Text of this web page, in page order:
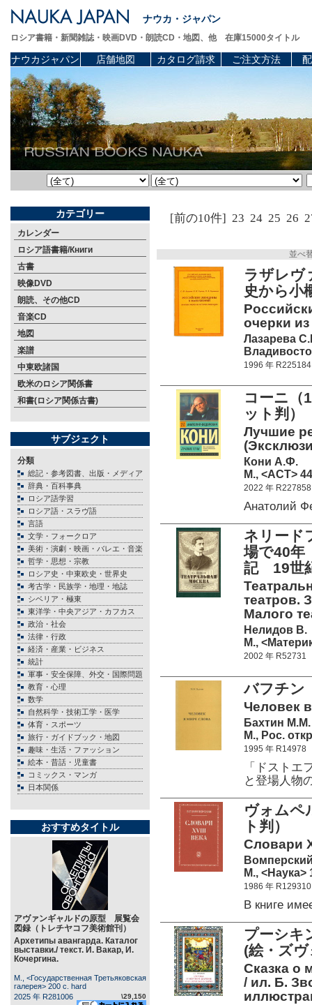
ナウカ・ジャパン
ロシア書籍・新聞雑誌・映画DVD・朗読CD・地図、他 在庫15000タイトル
ナウカジャパン 店舗地図 カタログ請求 ご注文方法
カテゴリー
カレンダー
ロシア語書籍/Книги
古書
映像DVD
朗読、その他CD
音楽CD
地図
楽譜
中東欧諸国
欧米のロシア関係書
和書(ロシア関係古書)
サブジェクト
分類
総記・参考図書、出版・メディア
辞典・百科事典
ロシア語学習
ロシア語・スラヴ語
言語
文学・フォークロア
美術・演劇・映画・バレエ・音楽
哲学・思想・宗教
ロシア史・中東欧史・世界史
考古学・民族学・地理・地誌
シベリア・極東
東洋学・中央アジア・カフカス
政治・社会
法律・行政
経済・産業・ビジネス
統計
軍事・安全保障、外交・国際問題
教育・心理
数学
自然科学・技術工学・医学
体育・スポーツ
旅行・ガイドブック・地図
趣味・生活・ファッション
絵本・昔話・児童書
コミックス・マンガ
日本関係
おすすめタイトル
アヴァンギャルドの原型 展覧会
図録（トレチヤコフ美術館刊）
Архетипы авангарда. Каталог
выставки./ текст. И. Вакар, И.
Кочергина.
М., <Государственная Третьяковская
галерея> 200 c. hard
2025 年 R281006
\29,150
[前の10件] 23 24 25 26
並べ
ラザレ
史から小
очерки
Лазарева
1996 年 R225184
コーニ（
ット判）
Лучшие
Кони А.Ф.
М., <АСТ>
2022 年 R227858
Анатолий
ネリー
場で40年
記 19世
театров.
Малого
Нелидов В.
М.,
2002 年 R52731
バフチン
Человек
Бахтин М.М.
М., Рос.
1995 年 R14978
「ドスト
と登場人物
ヴォム
ト判）
Словари
М., <Наука>
1986 年 R129310
В книге
プーシ
(絵・ズ
Сказка о
/ ил. Б.